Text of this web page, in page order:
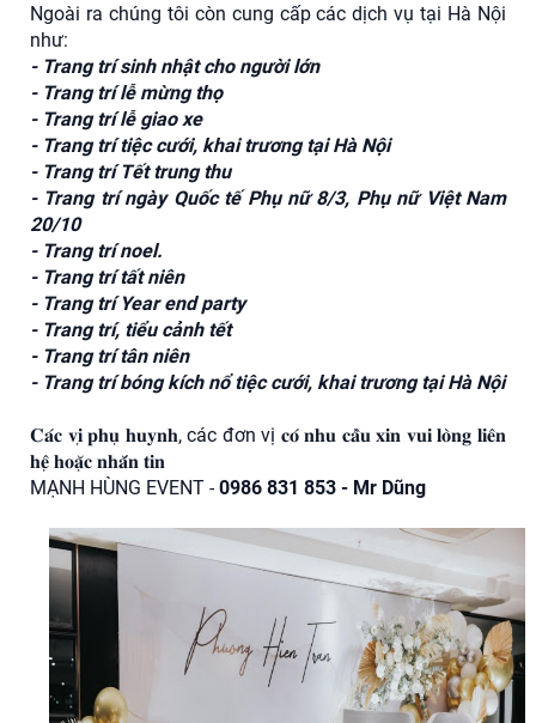
Ngoài ra chúng tôi còn cung cấp các dịch vụ tại Hà Nội
như:
- Trang trí sinh nhật cho người lớn
- Trang trí lễ mừng thọ
- Trang trí lễ giao xe
- Trang trí tiệc cưới, khai trương tại Hà Nội
- Trang trí Tết trung thu
- Trang trí ngày Quốc tế Phụ nữ 8/3, Phụ nữ Việt Nam
20/10
- Trang trí noel.
- Trang trí tất niên
- Trang trí Year end party
- Trang trí, tiểu cảnh tết
- Trang trí tân niên
- Trang trí bóng kích nổ tiệc cưới, khai trương tại Hà Nội
𝐂𝐚́𝐜 𝐯𝐢̣ 𝐩𝐡𝐮̣ 𝐡𝐮𝐲𝐧𝐡, các đơn vị 𝐜𝐨́ 𝐧𝐡𝐮 𝐜𝐚̂̀𝐮 𝐱𝐢𝐧 𝐯𝐮𝐢 𝐥𝐨̀𝐧𝐠 𝐥𝐢𝐞̂𝐧
𝐡𝐞̣̂ 𝐡𝐨𝐚̣̆𝐜 𝐧𝐡𝐚̆́𝐧 𝐭𝐢𝐧
MẠNH HÙNG EVENT -0986 831 853 - Mr Dũng